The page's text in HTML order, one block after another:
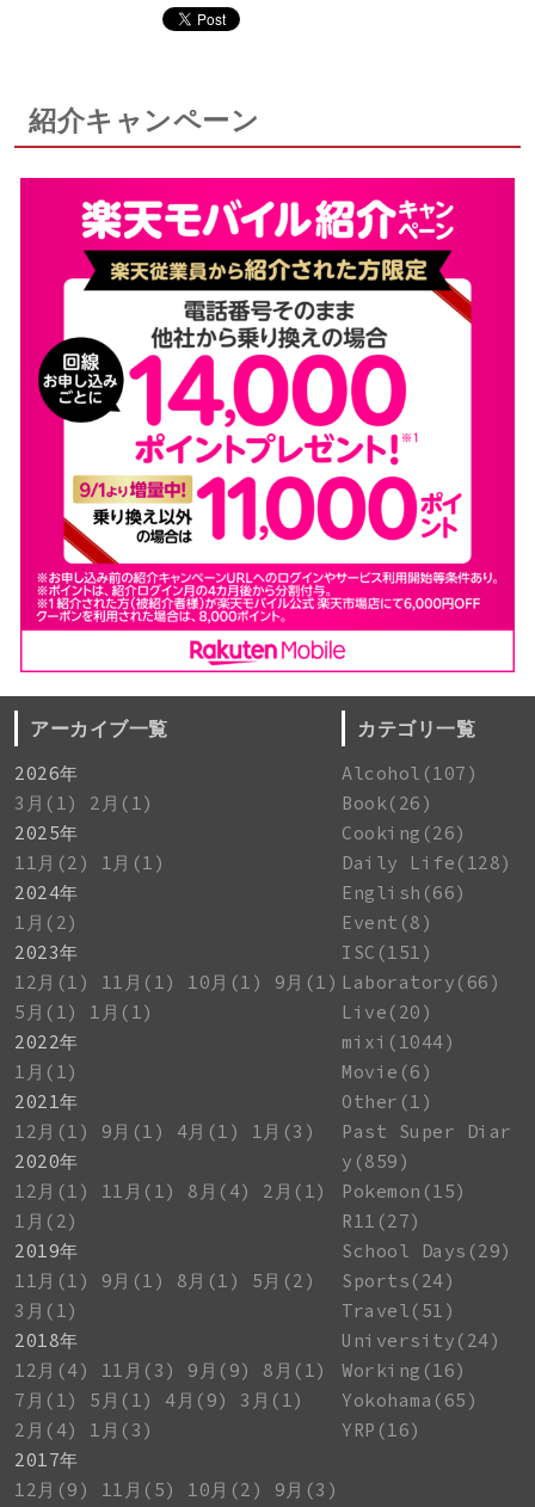
紹介キャンペーン
アーカイブ一覧
2026年
3月(1)
2月(1)
2025年
11月(2)
1月(1)
2024年
1月(2)
2023年
12月(1)
11月(1) 10月(1)
9月(1)
5月(1)
1月(1)
2022年
1月(1)
2021年
12月(1)
9月(1) 4月(1)
1月(3)
2020年
12月(1)
11月(1) 8月(4)
2月(1)
1月(2)
2019年
11月(1)
9月(1) 8月(1)
5月(2)
3月(1)
2018年
12月(4)
11月(3) 9月(9)
8月(1)
7月(1)
5月(1) 4月(9)
3月(1)
2月(4)
1月(3)
2017年
12月(9)
11月(5) 10月(2)
9月(3)
カテゴリ一覧
Alcohol(107)
Book(26)
Cooking(26)
Daily Life(128)
English(66)
Event(8)
ISC(151)
Laboratory(66)
Live(20)
mixi(1044)
Movie(6)
Other(1)
Past Super Diar
y(859)
Pokemon(15)
R11(27)
School Days(29)
Sports(24)
Travel(51)
University(24)
Working(16)
Yokohama(65)
YRP(16)